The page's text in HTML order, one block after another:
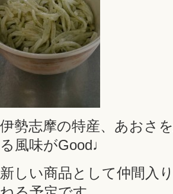
伊勢志摩の特産、あおさ
る風味がGood♩
新しい商品として仲間入